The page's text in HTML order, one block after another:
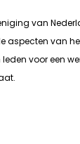
van
aspecten van
voor een